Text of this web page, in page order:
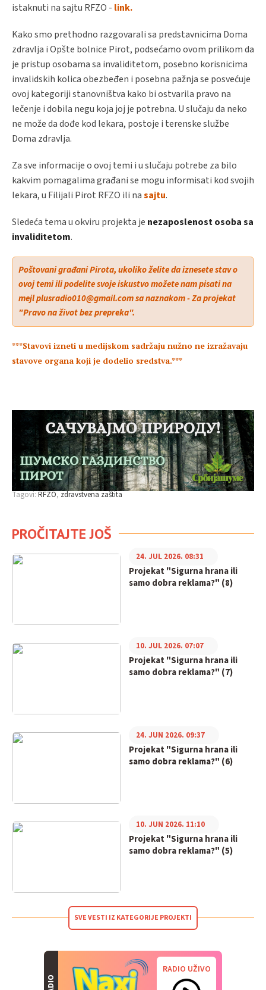
istaknuti na sajtu RFZO - link.
Kako smo prethodno razgovarali sa predstavnicima Doma
zdravlja i Opšte bolnice Pirot, podsećamo ovom prilikom da
je pristup osobama sa invaliditetom, posebno korisnicima
invalidskih kolica obezbeđen i posebna pažnja se posvećuje
ovoj kategoriji stanovništva kako bi ostvarila pravo na
lečenje i dobila negu koja joj je potrebna. U slučaju da neko
ne može da dođe kod lekara, postoje i terenske službe
Doma zdravlja.
Za sve informacije o ovoj temi i u slučaju potrebe za bilo
kakvim pomagalima građani se mogu informisati kod svojih
lekara, u Filijali Pirot RFZO ili nasajtu.
Sledeća tema u okviru projekta je nezaposlenost osoba sa
invaliditetom.
Poštovani građani Pirota, ukoliko želite da iznesete stav o
ovoj temi ili podelite svoje iskustvo možete nam pisati na
mejl plusradio010@gmail.com sa naznakom - Za projekat
"Pravo na život bez prepreka".
***Stavovi izneti u medijskom sadržaju nužno ne izražavaju
stavove organa koji je dodelio sredstva.***
Tagovi:RFZO zdravstvena zaštita
PROČITAJTE JOŠ
Projekat "Sigurna hrana ili
samo dobra reklama?" (8)
24. JUL 2026. 08:31
Projekat "Sigurna hrana ili
samo dobra reklama?" (7)
10. JUL 2026. 07:07
Projekat "Sigurna hrana ili
samo dobra reklama?" (6)
24. JUN 2026. 09:37
Projekat "Sigurna hrana ili
samo dobra reklama?" (5)
10. JUN 2026. 11:10
SVE VESTI IZ KATEGORIJE PROJEKTI
RADIO UŽIVO